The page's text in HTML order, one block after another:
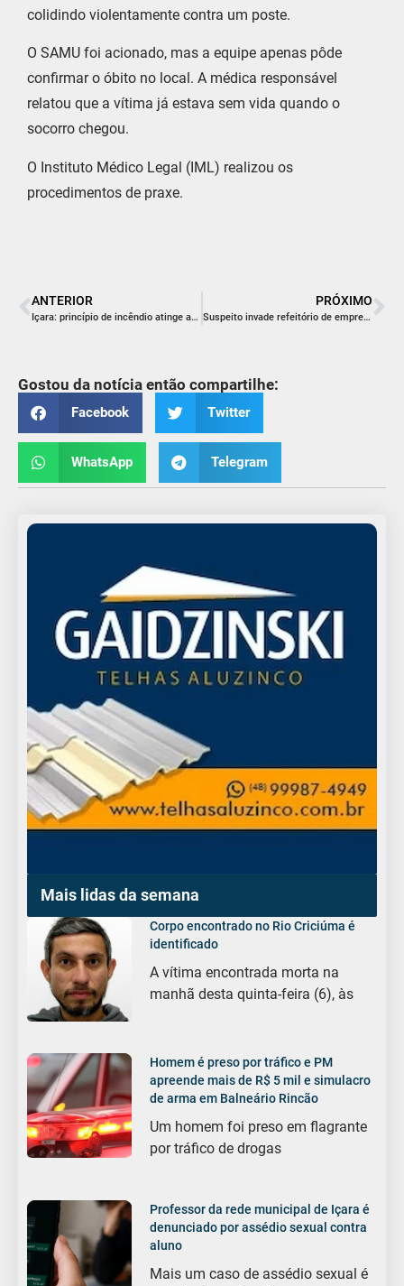
colidindo violentamente contra um poste.
O SAMU foi acionado, mas a equipe apenas pôde
confirmar o óbito no local. A médica responsável
relatou que a vítima já estava sem vida quando o
socorro chegou.
O Instituto Médico Legal (IML) realizou os
procedimentos de praxe.
ANTERIOR
Içara: princípio de incêndio atinge academia durante a madrugada
PRÓXIMO
Suspeito invade refeitório de empresa e foge para área de mata em Morro da Fumaça
Gostou da notícia então compartilhe:
Facebook Twitter
WhatsApp Telegram
Mais lidas da semana
Corpo encontrado no Rio Criciúma é
identificado
A vítima encontrada morta na
manhã desta quinta-feira (6), às
Homem é preso por tráfico e PM
apreende mais de R$ 5 mil e simulacro
de arma em Balneário Rincão
Um homem foi preso em flagrante
por tráfico de drogas
Professor da rede municipal de Içara é
denunciado por assédio sexual contra
aluno
Mais um caso de assédio sexual é